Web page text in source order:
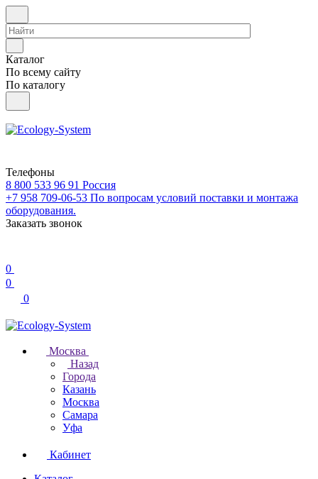
Каталог
По всему сайту
По каталогу
Телефоны
8 800 533 96 91 Россия
+7 958 709-06-53 По вопросам условий поставки и монтажа
оборудования.
Заказать звонок
0
0
0
Москва
Назад
Города
Казань
Москва
Самара
Уфа
Кабинет